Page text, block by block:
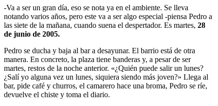
-Va a ser un gran día, eso se nota ya en el ambiente. Se lleva
notando varios años, pero este va a ser algo especial -piensa Pedro a
las siete de la mañana, cuando suena el despertador. Es martes, 28
de junio de 2005.
Pedro se ducha y baja al bar a desayunar. El barrio está de otra
manera. En concreto, la plaza tiene banderas y, a pesar de ser
martes, restos de la noche anterior. «¿Quién puede salir un lunes?
¿Salí yo alguna vez un lunes, siquiera siendo más joven?» Llega al
bar, pide café y churros, el camarero hace una broma, Pedro se ríe,
devuelve el chiste y toma el diario.